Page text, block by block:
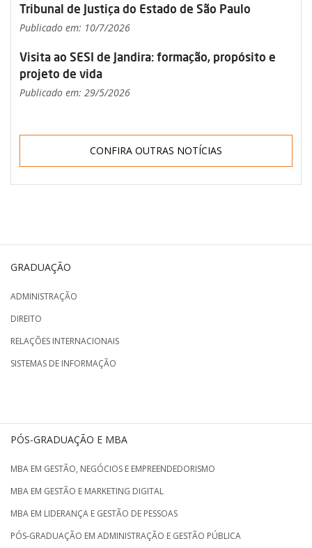
Tribunal de Justiça do Estado de São Paulo
Publicado em: 10/7/2026
Visita ao SESI de Jandira: formação, propósito e
projeto de vida
Publicado em: 29/5/2026
CONFIRA OUTRAS NOTÍCIAS
GRADUAÇÃO
ADMINISTRAÇÃO
DIREITO
RELAÇÕES INTERNACIONAIS
SISTEMAS DE INFORMAÇÃO
PÓS-GRADUAÇÃO E MBA
MBA EM GESTÃO, NEGÓCIOS E EMPREENDEDORISMO
MBA EM GESTÃO E MARKETING DIGITAL
MBA EM LIDERANÇA E GESTÃO DE PESSOAS
PÓS-GRADUAÇÃO EM ADMINISTRAÇÃO E GESTÃO PÚBLICA